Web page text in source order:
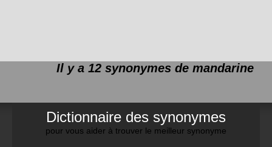
Il y a 12 synonymes de mandarine
Dictionnaire des synonymes
pour vous aider à trouver le meilleur synonyme